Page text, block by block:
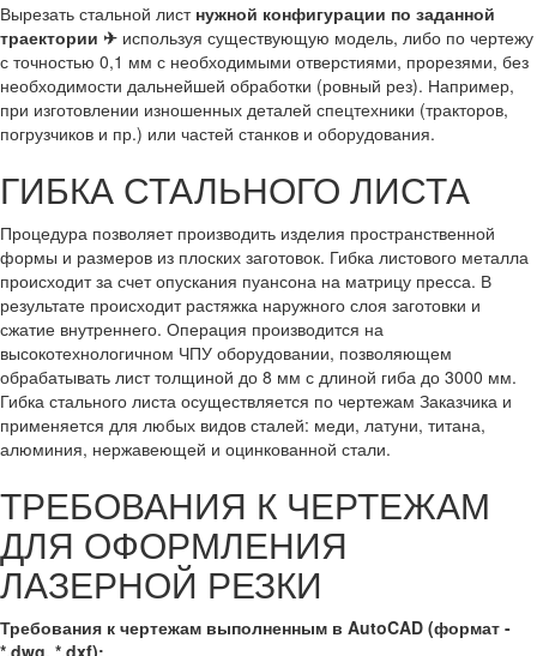
Вырезать стальной лист нужной конфигурации по заданной
траектории ✈ используя существующую модель, либо по чертежу
с точностью 0,1 мм с необходимыми отверстиями, прорезями, без
необходимости дальнейшей обработки (ровный рез). Например,
при изготовлении изношенных деталей спецтехники (тракторов,
погрузчиков и пр.) или частей станков и оборудования.
ГИБКА СТАЛЬНОГО ЛИСТА
Процедура позволяет производить изделия пространственной
формы и размеров из плоских заготовок. Гибка листового металла
происходит за счет опускания пуансона на матрицу пресса. В
результате происходит растяжка наружного слоя заготовки и
сжатие внутреннего. Операция производится на
высокотехнологичном ЧПУ оборудовании, позволяющем
обрабатывать лист толщиной до 8 мм с длиной гиба до 3000 мм.
Гибка стального листа осуществляется по чертежам Заказчика и
применяется для любых видов сталей: меди, латуни, титана,
алюминия, нержавеющей и оцинкованной стали.
ТРЕБОВАНИЯ К ЧЕРТЕЖАМ
ДЛЯ ОФОРМЛЕНИЯ
ЛАЗЕРНОЙ РЕЗКИ
Требования к чертежам выполненным в AutoCAD (формат -